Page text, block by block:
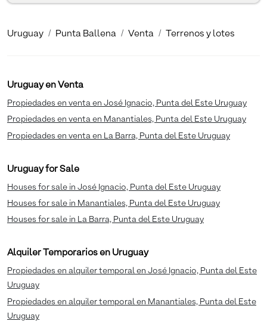
Uruguay Punta Ballena Venta Terrenos y lotes
Uruguay en Venta
Propiedades en venta en José Ignacio, Punta del Este Uruguay
Propiedades en venta en Manantiales, Punta del Este Uruguay
Propiedades en venta en La Barra, Punta del Este Uruguay
Uruguay for Sale
Houses for sale in José Ignacio, Punta del Este Uruguay
Houses for sale in Manantiales, Punta del Este Uruguay
Houses for sale in La Barra, Punta del Este Uruguay
Alquiler Temporarios en Uruguay
Propiedades en alquiler temporal en José Ignacio, Punta del Este
Uruguay
Propiedades en alquiler temporal en Manantiales, Punta del Este
Uruguay